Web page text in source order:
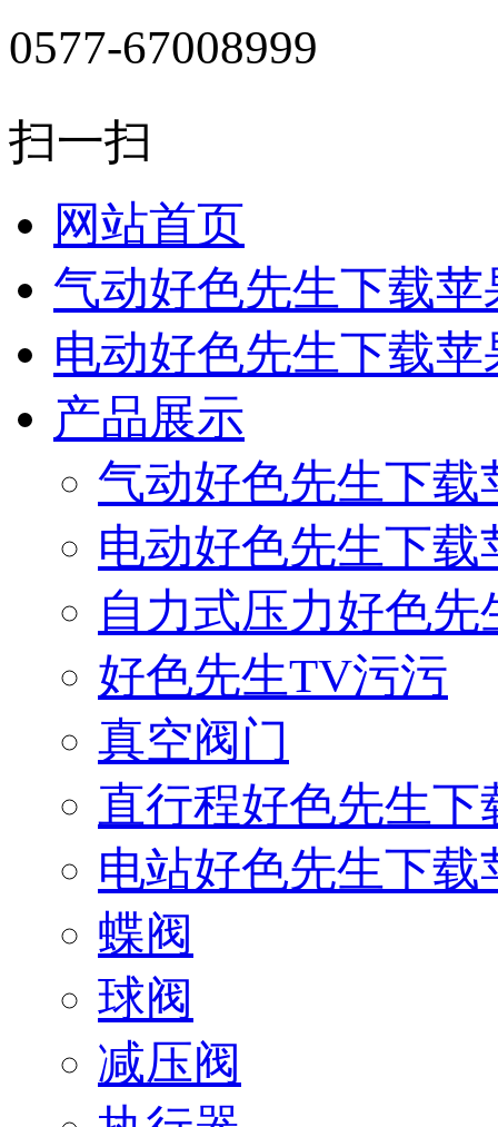
0577-67008999
扫一扫
网站首页
气动好色先生下载
电动好色先生下载
产品展示
气动好色先生下
电动好色先生下
自力式压力好色
好色先生TV污污
真空阀门
直行程好色先生
电站好色先生下
蝶阀
球阀
减压阀